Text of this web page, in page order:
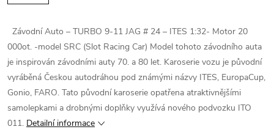
Závodní Auto – TURBO 9-11 JAG # 24 – ITES 1:32- Motor 20
000ot. -model SRC (Slot Racing Car) Model tohoto závodního auta
je inspirován závodními auty 70. a 80 let. Karoserie vozu je původní
vyráběná Českou autodráhou pod známými názvy ITES, EuropaCup,
Gonio, FARO. Tato původní karoserie opatřena atraktivnějšími
samolepkami a drobnými doplňky využívá nového podvozku ITO
011. Detailní informace